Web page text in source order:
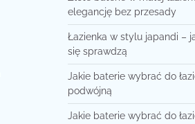
elegancję bez przesady
Łazienka w stylu japandi –
się sprawdzą
Jakie baterie wybrać do
podwójną
Jakie baterie wybrać do